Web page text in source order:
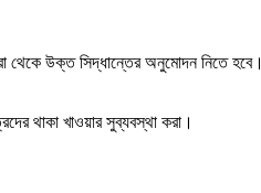
থেকে উক্ত সিদ্ধান্তের অনুমোদন নিতে হবে।
থাকা খাওয়ার সুব্যবস্থা করা।